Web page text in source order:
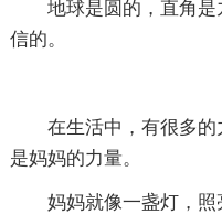
地球是圆的，直角
信的。
在生活中，有很多
是妈妈的力量。
妈妈就像一盏灯，